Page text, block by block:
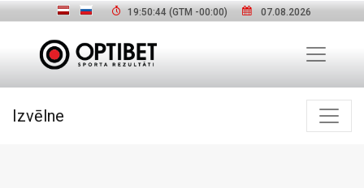
19:50:45(GTM -00:00) 07.08.2026
Izvēlne